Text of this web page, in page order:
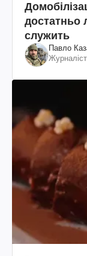
достатньо
служить
Павло
Журналіст